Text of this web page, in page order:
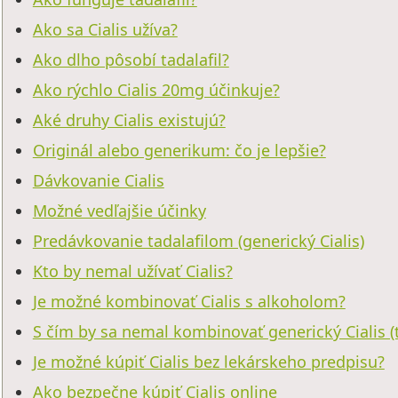
Ako sa Cialis užíva?
Ako dlho pôsobí tadalafil?
Ako rýchlo Cialis 20mg účinkuje?
Aké druhy Cialis existujú?
Originál alebo generikum: čo je lepšie?
Dávkovanie Cialis
Možné vedľajšie účinky
Predávkovanie tadalafilom (generický Cialis)
Kto by nemal užívať Cialis?
Je možné kombinovať Cialis s alkoholom?
S čím by sa nemal kombinovať generický Cialis
Je možné kúpiť Cialis bez lekárskeho predpisu?
Ako bezpečne kúpiť Cialis online